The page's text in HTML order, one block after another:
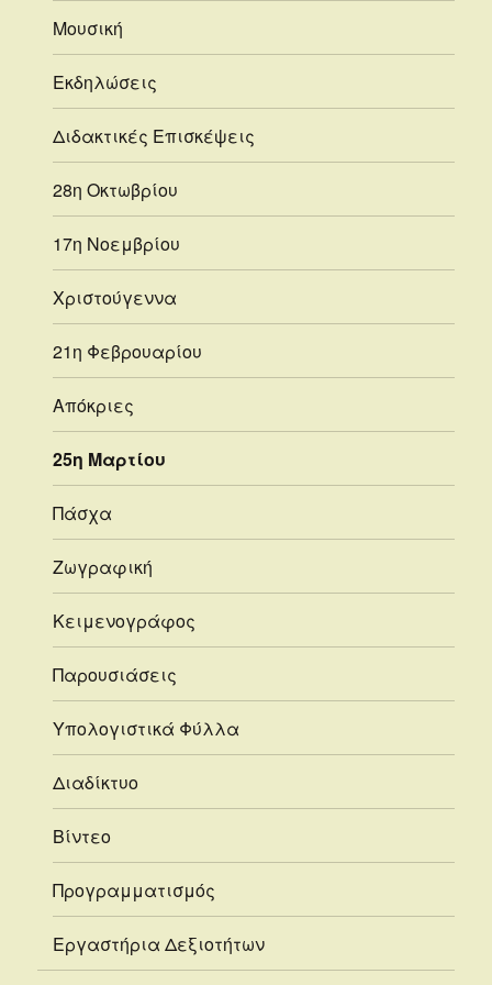
Μουσική
Εκδηλώσεις
Διδακτικές Επισκέψεις
28η Οκτωβρίου
17η Νοεμβρίου
Χριστούγεννα
21η Φεβρουαρίου
Απόκριες
25η Μαρτίου
Πάσχα
Ζωγραφική
Κειμενογράφος
Παρουσιάσεις
Υπολογιστικά Φύλλα
Διαδίκτυο
Βίντεο
Προγραμματισμός
Εργαστήρια Δεξιοτήτων